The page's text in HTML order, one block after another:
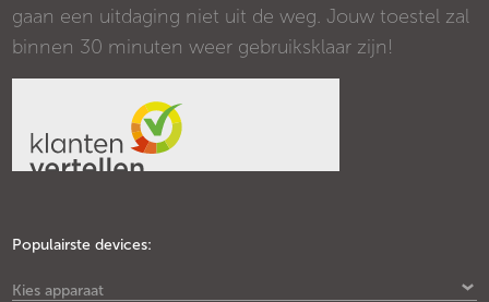
gaan een uitdaging niet uit de weg. Jouw toestel zal
binnen 30 minuten weer gebruiksklaar zijn!
Populairste devices:
Kies apparaat